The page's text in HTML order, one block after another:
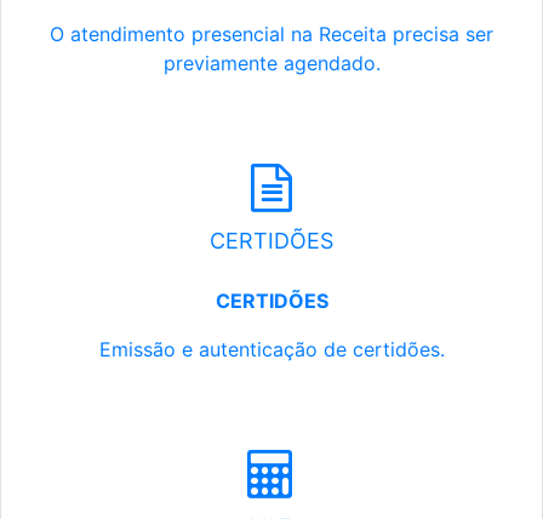
O atendimento presencial na Receita precisa ser
previamente agendado.
CERTIDÕES
CERTIDÕES
Emissão e autenticação de certidões.